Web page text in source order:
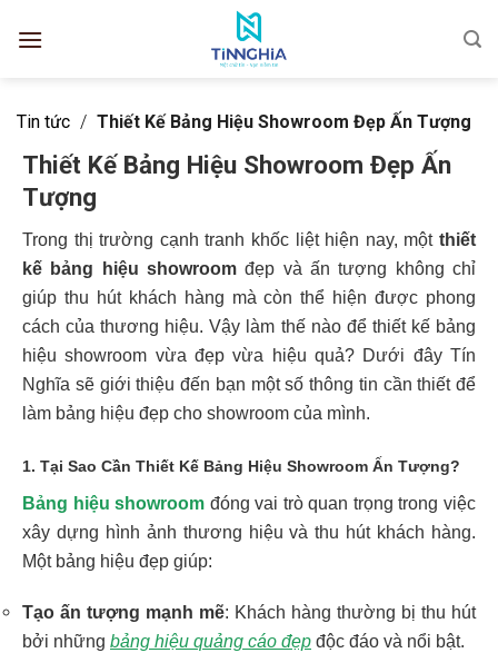
Tin tức / Thiết Kế Bảng Hiệu Showroom Đẹp Ấn Tượng
Thiết Kế Bảng Hiệu Showroom Đẹp Ấn
Tượng
Trong thị trường cạnh tranh khốc liệt hiện nay, một thiết
kế bảng hiệu showroom đẹp và ấn tượng không chỉ
giúp thu hút khách hàng mà còn thể hiện được phong
cách của thương hiệu. Vậy làm thế nào để thiết kế bảng
hiệu showroom vừa đẹp vừa hiệu quả? Dưới đây Tín
Nghĩa sẽ giới thiệu đến bạn một số thông tin cần thiết để
làm bảng hiệu đẹp cho showroom của mình.
1. Tại Sao Cần Thiết Kế Bảng Hiệu Showroom Ấn Tượng?
Bảng hiệu showroom đóng vai trò quan trọng trong việc
xây dựng hình ảnh thương hiệu và thu hút khách hàng.
Một bảng hiệu đẹp giúp:
Tạo ấn tượng mạnh mẽ: Khách hàng thường bị thu hút
bởi những bảng hiệu quảng cáo đẹp độc đáo và nổi bật.